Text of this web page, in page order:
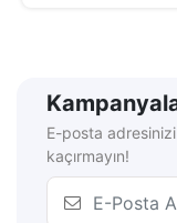
E-posta
kaçırmayın!